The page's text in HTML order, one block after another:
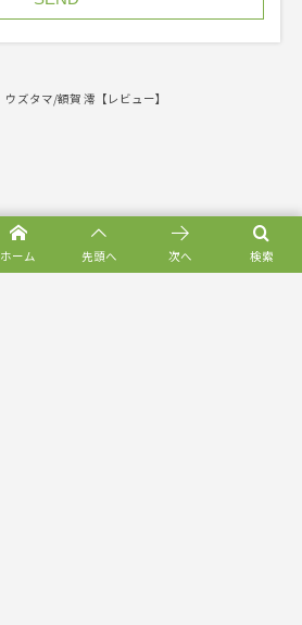
ウズタマ/額賀 澪【レビュー】
検索
ホーム 先頭へ 次へ